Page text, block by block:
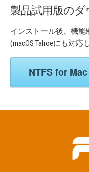
製品試用版のダ
インストール後、機能
(macOS Tahoeにも対応
NTFS for